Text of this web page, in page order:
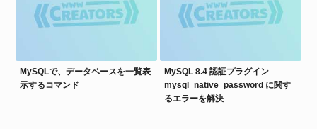
MySQLで、データベースを一覧表
示するコマンド
MySQL 8.4 認証プラグイン
mysql_native_password に関す
るエラーを解決